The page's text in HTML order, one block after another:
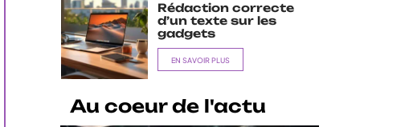
Rédaction correcte
d’un texte sur les
gadgets
EN SAVOIR PLUS
Au coeur de l'actu